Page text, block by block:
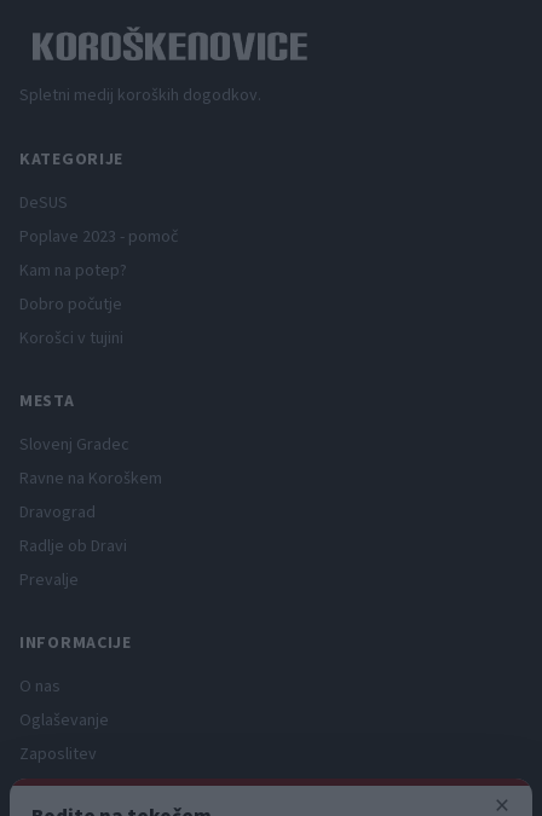
Spletni medij koroških dogodkov.
KATEGORIJE
DeSUS
Poplave 2023 - pomoč
Kam na potep?
Dobro počutje
Korošci v tujini
MESTA
Slovenj Gradec
Ravne na Koroškem
Dravograd
Radlje ob Dravi
Prevalje
INFORMACIJE
O nas
Oglaševanje
Zaposlitev
Pravno obvestilo
×